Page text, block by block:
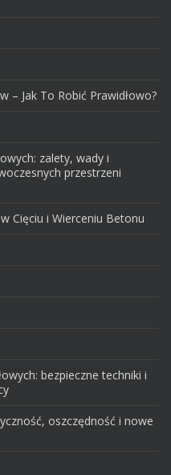
– Jak To Robić Prawidłowo?
zalety, wady i
przestrzeni
Cięciu i Wierceniu Betonu
bezpieczne techniki i
oszczędność i nowe